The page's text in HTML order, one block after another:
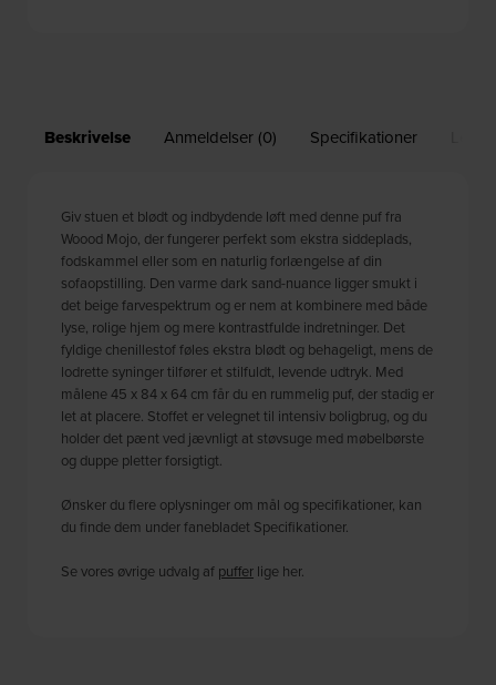
Beskrivelse Anmeldelser (0) Specifikationer
Giv stuen et blødt og indbydende løft med denne puf fra
Woood Mojo, der fungerer perfekt som ekstra siddeplads,
fodskammel eller som en naturlig forlængelse af din
sofaopstilling. Den varme dark sand-nuance ligger smukt i
det beige farvespektrum og er nem at kombinere med både
lyse, rolige hjem og mere kontrastfulde indretninger. Det
fyldige chenillestof føles ekstra blødt og behageligt, mens de
lodrette syninger tilfører et stilfuldt, levende udtryk. Med
målene 45 x 84 x 64 cm får du en rummelig puf, der stadig er
let at placere. Stoffet er velegnet til intensiv boligbrug, og du
holder det pænt ved jævnligt at støvsuge med møbelbørste
og duppe pletter forsigtigt.
Ønsker du flere oplysninger om mål og specifikationer, kan
du finde dem under fanebladet Specifikationer.
Se vores øvrige udvalg af puffer lige her.